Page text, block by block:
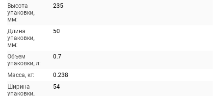
Высота
упаковки,
мм:
235
Длина
упаковки,
мм:
50
Объем
упаковки, л:
0.7
Масса, кг:
0.238
Ширина
упаковки,
54